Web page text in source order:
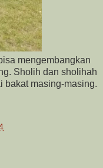
mengembangkan
Sholih dan sholihah
bakat masing-masing.